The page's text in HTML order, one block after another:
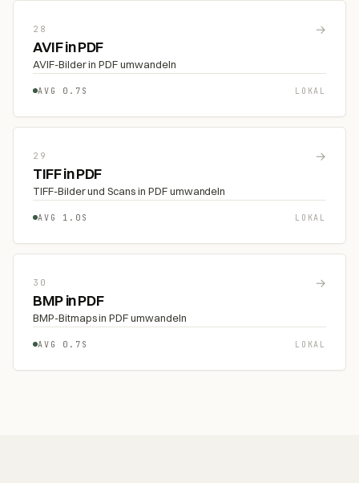
28 →
AVIF in PDF
AVIF-Bilder in PDF umwandeln
AVG 0.7S LOKAL
29 →
TIFF in PDF
TIFF-Bilder und Scans in PDF umwandeln
AVG 1.0S LOKAL
30 →
BMP in PDF
BMP-Bitmaps in PDF umwandeln
AVG 0.7S LOKAL